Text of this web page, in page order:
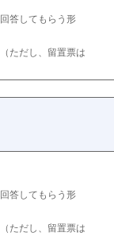
答してもらう形
ただし、留置票は
答してもらう形
ただし、留置票は